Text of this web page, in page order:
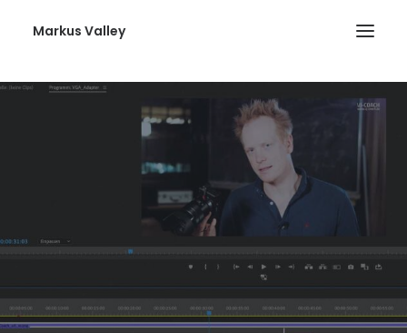
Markus Valley